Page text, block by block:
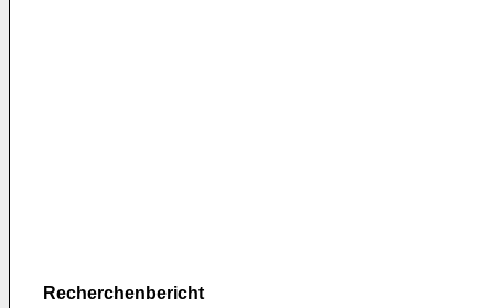
Recherchenbericht